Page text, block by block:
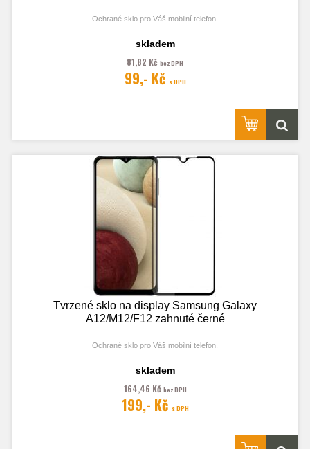
Ochrané sklo pro Váš mobilní telefon.
skladem
81,82 Kč bez DPH
99,- Kč s DPH
Tvrzené sklo na display Samsung Galaxy
A12/M12/F12 zahnuté černé
Ochrané sklo pro Váš mobilní telefon.
skladem
164,46 Kč bez DPH
199,- Kč s DPH